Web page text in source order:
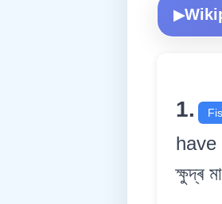
▶
1.
have
ক্ষুদ্ৰ